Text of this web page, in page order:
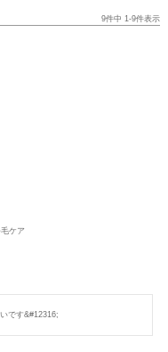
9件中 1-9件表示
ケア